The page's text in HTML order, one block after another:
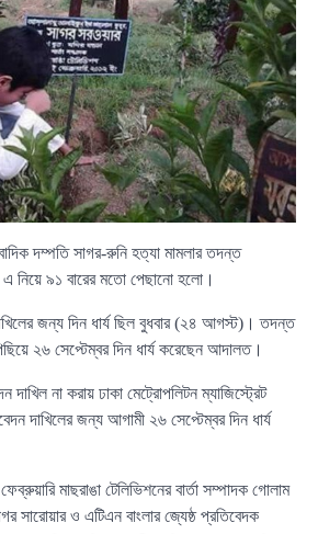
দম্পতি সাগর-রুনি হত্যা মামলার তদন্ত
এ নিয়ে ৯১ বারের মতো পেছানো হলো।
জন্য দিন ধার্য ছিল বুধবার (২৪ আগস্ট)। তদন্ত
২৬ সেপ্টেম্বর দিন ধার্য করেছেন আদালত।
দাখিল না করায় ঢাকা মেট্রোপলিটন ম্যাজিস্ট্রেট
দাখিলের জন্য আগামী ২৬ সেপ্টেম্বর দিন ধার্য
মাছরাঙা টেলিভিশনের বার্তা সম্পাদক গোলাম
সারোয়ার ও এটিএন বাংলার জ্যেষ্ঠ প্রতিবেদক